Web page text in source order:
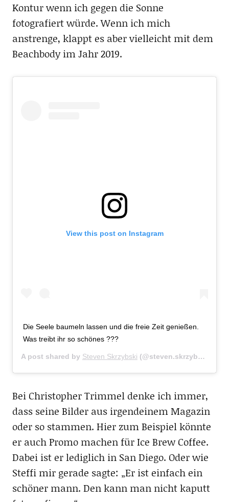
Kontur wenn ich gegen die Sonne
fotografiert würde. Wenn ich mich
anstrenge, klappt es aber vielleicht mit dem
Beachbody im Jahr 2019.
View this post on Instagram
Die Seele baumeln lassen und die freie Zeit genießen.
Was treibt ihr so schönes ???
A post shared by Steven Skrzybski (@steven.skrzybski.22) on
Bei Christopher Trimmel denke ich immer,
dass seine Bilder aus irgendeinem Magazin
oder so stammen. Hier zum Beispiel könnte
er auch Promo machen für Ice Brew Coffee.
Dabei ist er lediglich in San Diego. Oder wie
Steffi mir gerade sagte: „Er ist einfach ein
schöner mann. Den kann man nicht kaputt